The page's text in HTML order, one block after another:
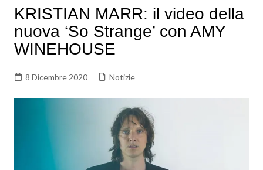
KRISTIAN MARR: il video della
nuova ‘So Strange’ con AMY
WINEHOUSE
8 Dicembre 2020 Notizie